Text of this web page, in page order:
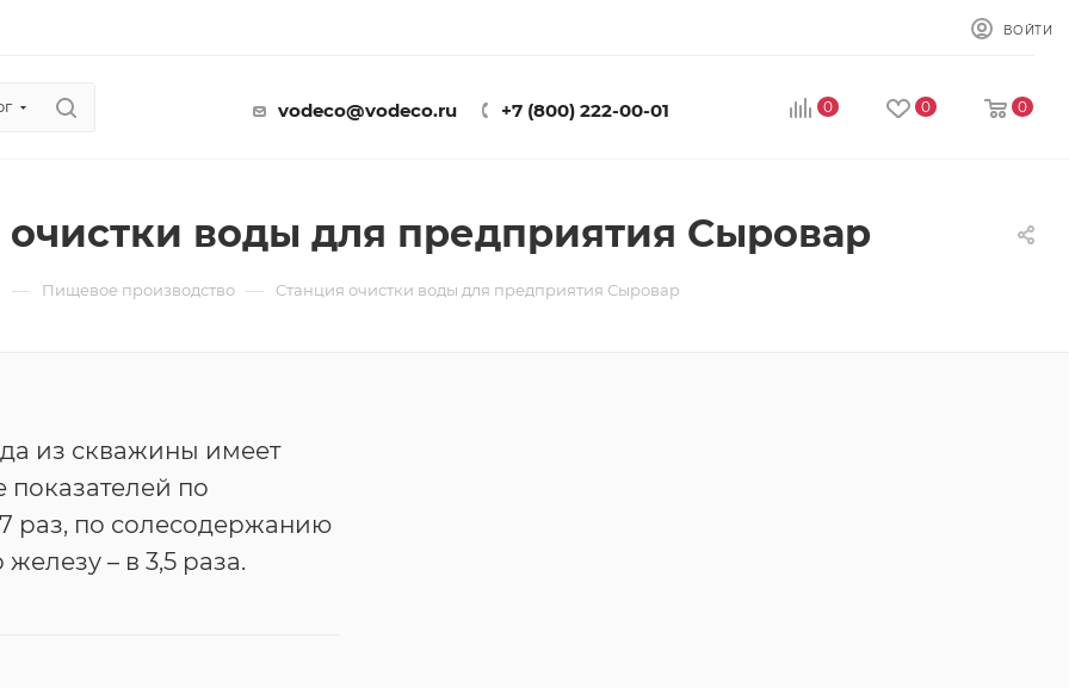
ВОЙТИ
vodeco@vodeco.ru +7 (800) 222-00-01 0 0 0
очистки воды для предприятия Сыровар
— Пищевое производство — Cтанция очистки воды для предприятия Сыровар
из скважины имеет
по
раз, по солесодержанию
железу – в 3,5 раза.